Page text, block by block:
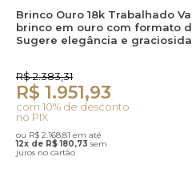
Brinco Ouro 18k Trabalhado
brinco em ouro com formato
Sugere elegância e
R$ 2.383,31
R$ 1.951,93
com 10% de desconto
no PIX
ou R$ 2.168,81 em até
12x de R$ 180,73 sem
juros no cartão